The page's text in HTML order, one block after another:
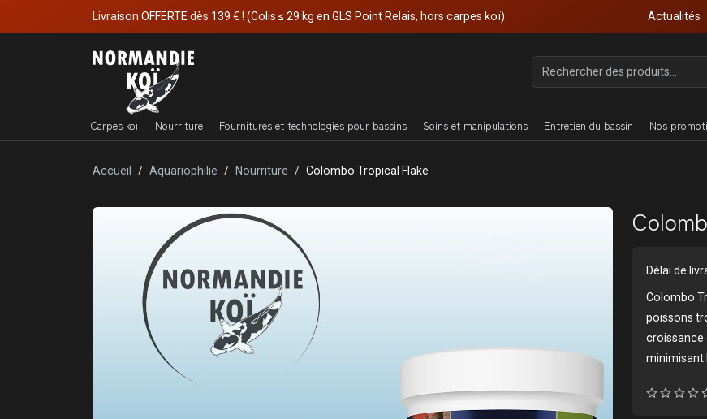
Livraison OFFERTE dès 139 € ! (Colis ≤ 29 kg en GLS Point Relais, hors carpes koï) Actualités
Carpes koï Nourriture Fournitures et technologies pour bassins Soins et manipulations Entretien du bassin Nos
Accueil Aquariophilie Nourriture Colombo Tropical Flake
Délai de
Colombo
poissons
croissance
minimisant